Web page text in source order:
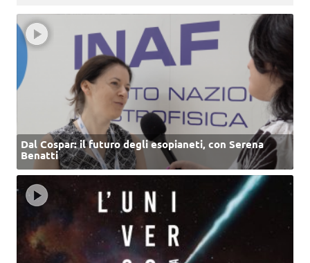
Dal Cospar: il futuro degli esopianeti, con Serena
Benatti